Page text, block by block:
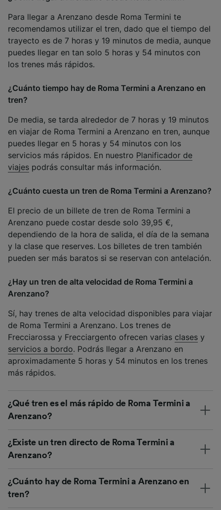
Para llegar a Arenzano desde Roma Termini te
recomendamos utilizar el tren, dado que el tiempo del
trayecto es de 7 horas y 19 minutos de media, aunque
puedes llegar en tan solo 5 horas y 54 minutos con
los trenes más rápidos.
¿Cuánto tiempo hay de Roma Termini a Arenzano en
tren?
De media, se tarda alrededor de 7 horas y 19 minutos
en viajar de Roma Termini a Arenzano en tren, aunque
puedes llegar en 5 horas y 54 minutos con los
servicios más rápidos. En nuestro Planificador de
viajes podrás consultar más información.
¿Cuánto cuesta un tren de Roma Termini a Arenzano?
El precio de un billete de tren de Roma Termini a
Arenzano puede costar desde solo 39,95 €,
dependiendo de la hora de salida, el día de la semana
y la clase que reserves. Los billetes de tren también
pueden ser más baratos si se reservan con antelación.
¿Hay un tren de alta velocidad de Roma Termini a
Arenzano?
Sí, hay trenes de alta velocidad disponibles para viajar
de Roma Termini a Arenzano. Los trenes de
Frecciarossa y Frecciargento ofrecen varias clases y
servicios a bordo. Podrás llegar a Arenzano en
aproximadamente 5 horas y 54 minutos en los trenes
más rápidos.
¿Qué tren es el más rápido de Roma Termini a
Arenzano?
¿Existe un tren directo de Roma Termini a
Arenzano?
¿Cuánto hay de Roma Termini a Arenzano en
tren?